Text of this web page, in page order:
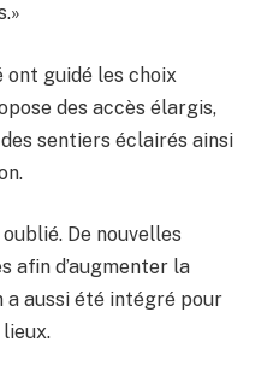
ont guidé les choix
des accès élargis,
sentiers éclairés ainsi
oublié. De nouvelles
afin d’augmenter la
a aussi été intégré pour